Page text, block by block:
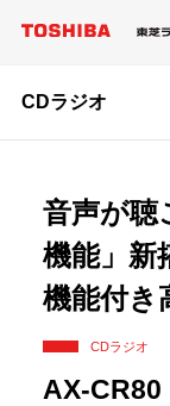
CDラジオ
音声が聴
機能」新
機能付き
CDラジオ
AX-CR80